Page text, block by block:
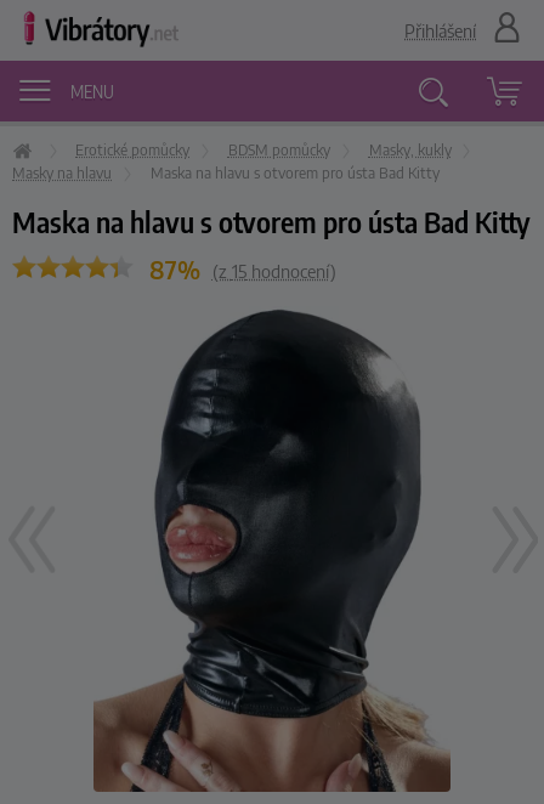
MENU
Vyhledávání
Přihlášení
Erotické pomůcky BDSM pomůcky
Masky, kukly
Masky na hlavu
Maska na hlavu s otvorem pro ústa Bad Kitty
Maska na hlavu s otvorem pro ústa Bad Kitty
87% (z 15hodnocení)